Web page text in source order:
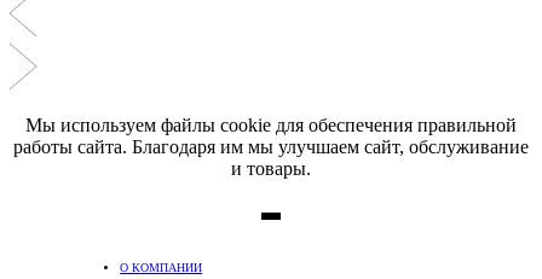
Мы используем файлы cookie для обеспечения правильной
работы сайта. Благодаря им мы улучшаем сайт, обслуживание
и товары.
О КОМПАНИИ